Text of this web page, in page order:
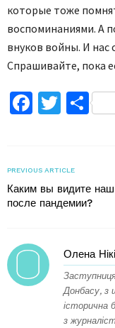
которые тоже
воспоминаниями. А
внуков войны. И нас
Спрашивайте, пока
Facebook
Twitter
PREVIOUS ARTICLE
Каким вы видите
после пандемии?
Олена
Донбасу, з
історична
з